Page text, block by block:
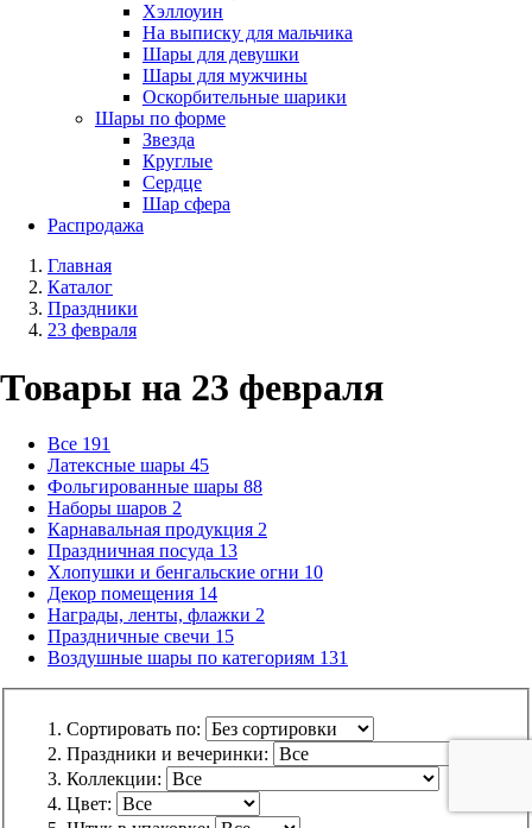
Хэллоуин
На выписку для мальчика
Шары для девушки
Шары для мужчины
Оскорбительные шарики
Шары по форме
Звезда
Круглые
Сердце
Шар сфера
Распродажа
Главная
Каталог
Праздники
23 февраля
Товары на 23 февраля
Все 191
Латексные шары 45
Фольгированные шары 88
Наборы шаров 2
Карнавальная продукция 2
Праздничная посуда 13
Хлопушки и бенгальские огни 10
Декор помещения 14
Награды, ленты, флажки 2
Праздничные свечи 15
Воздушные шары по категориям 131
Сортировать по:
Праздники и вечеринки:
Коллекции:
Цвет: